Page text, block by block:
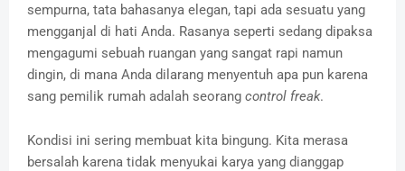
sempurna, tata bahasanya elegan, tapi ada sesuatu yang
mengganjal di hati Anda. Rasanya seperti sedang dipaksa
mengagumi sebuah ruangan yang sangat rapi namun
dingin, di mana Anda dilarang menyentuh apa pun karena
sang pemilik rumah adalah seorang control freak.
Kondisi ini sering membuat kita bingung. Kita merasa
bersalah karena tidak menyukai karya yang dianggap